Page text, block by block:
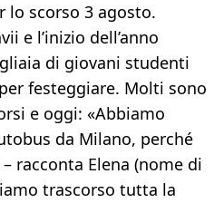
lo scorso 3 agosto.
e l’inizio dell’anno
di giovani studenti
festeggiare. Molti sono
e oggi: «Abbiamo
da Milano, perché
racconta Elena (nome di
trascorso tutta la